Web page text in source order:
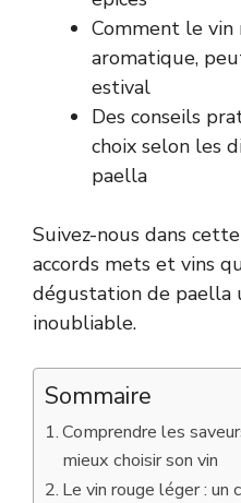
Comment le vin
aromatique,
estival
Des conseils
choix selon les
paella
Suivez-nous dans
accords mets et vins
dégustation de paella
inoubliable.
Sommaire
Comprendre les
mieux choisir son vin
Le vin rouge léger :